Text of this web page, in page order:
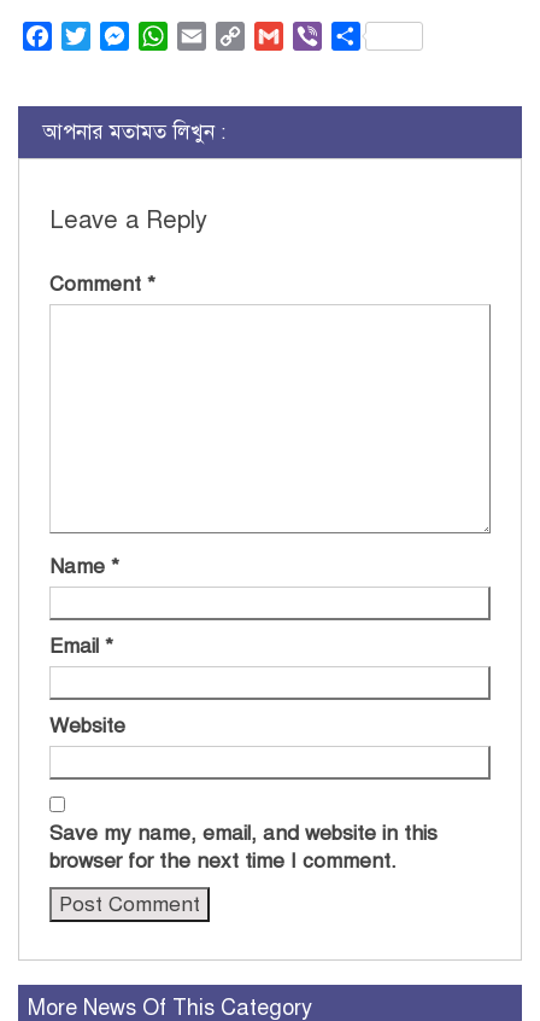
FacebookTwitterMessenger
WhatsApp
Email
Copy
Gmail ViberShare
আপনার মতামত লিখুন :
Leave a Reply
Comment *
Name *
Email *
Website
Save my name, email, and website in this
browser for the next time I comment.
More News Of This Category